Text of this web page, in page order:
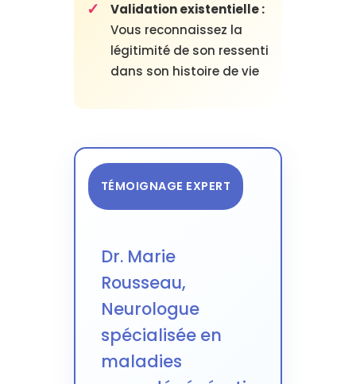
Validation existentielle :
Vous reconnaissez la
légitimité de son ressenti
dans son histoire de vie
TÉMOIGNAGE EXPERT
Dr. Marie
Rousseau,
Neurologue
spécialisée en
maladies